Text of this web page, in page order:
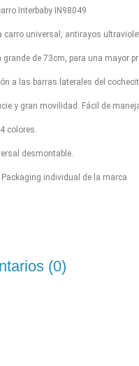
Interbaby IN98049
carro universal, antirayos
grande de 73cm, para una mayor
a las barras laterales del
y gran movilidad. Fácil de
colores.
desmontable.
Packaging individual de la marca
(0)